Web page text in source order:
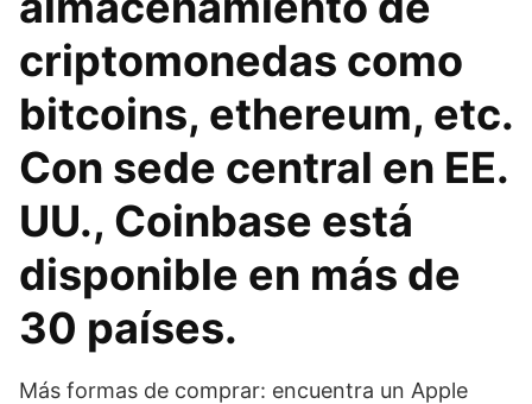
criptomonedas como
bitcoins, ethereum, etc.
Con sede central en EE.
UU., Coinbase está
disponible en más de
30 países.
Más formas de comprar: encuentra un Apple